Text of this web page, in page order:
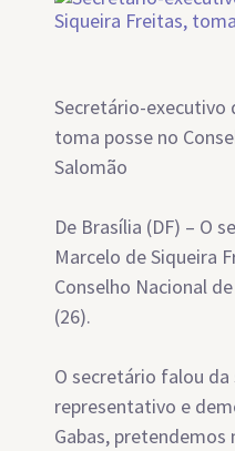
Secretário-executivo
toma posse no
Salomão
De Brasília (DF) – O
Marcelo de Siqueira
Conselho Nacional
(26).
O secretário falou
representativo e
Gabas,